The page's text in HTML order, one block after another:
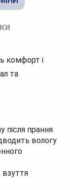
комфорт і
та
після прання
вологу
взуття